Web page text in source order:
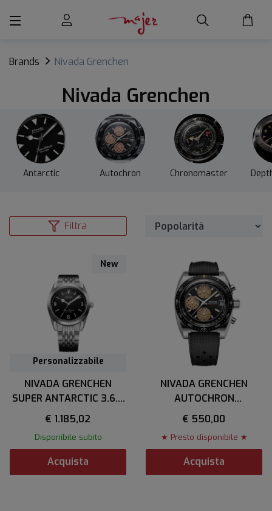
Brands Nivada Grenchen
Nivada Grenchen
Antarctic Autochron Chronomaster
Filtra
New
Personalizzabile
NIVADA GRENCHEN
SUPER ANTARCTIC 3.6.9
BLACK
€ 1.185,02
Disponibile subito
Acquista
NIVADA GRENCHEN
AUTOCHRON
MECAQUARTZ
€ 550,00
★ Presto disponibile ★
Acquista